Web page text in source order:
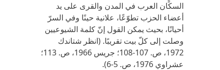
السكٍّان العرب في المدن والقرى على يد
أعضاء الحزب تطوّعًا، علانية حينًا وفي السرّ
أحيانًا، بحيث يمكن القول إنّ كلمة الشيوعيين
وصلت إلى كلّ بيت تقريبًا. (انظر شتاندك
1972، ص. 107-108؛ جريس 1966، ص. 113؛
عشراوي 1976، ص. 5-6).